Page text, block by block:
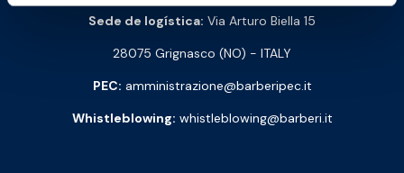
Sede de logística: Via Arturo Biella 15
28075 Grignasco (NO) - ITALY
PEC: amministrazione@barberipec.it
Whistleblowing: whistleblowing@barberi.it